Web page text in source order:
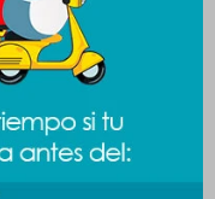
Hello Kitty